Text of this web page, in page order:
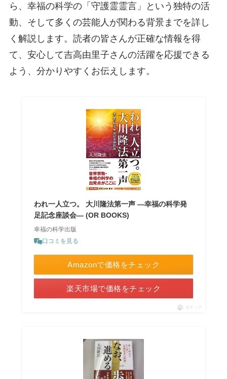
ら、幸福の科学の「守護霊霊言」という独特の活
動、そして多くの芸能人が関わる背景までを詳し
く解説します。読者の皆さんが正確な情報を得
て、安心して吉高由里子さんの活躍を応援できる
よう、分かりやすくお伝えします。
われ一人立つ。 大川隆法第一声 ―幸福の科学発
足記念座談会― (OR BOOKS)
幸福の科学出版
口コミを見る
Amazonで価格をチェック
楽天市場で価格をチェック
ポチップ